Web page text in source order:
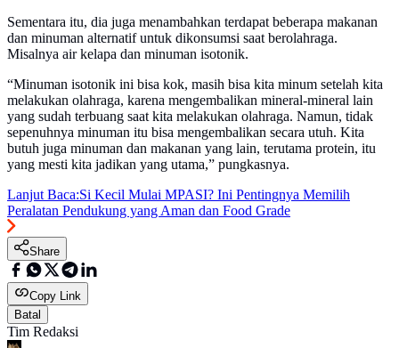
Sementara itu, dia juga menambahkan terdapat beberapa makanan
dan minuman alternatif untuk dikonsumsi saat berolahraga.
Misalnya air kelapa dan minuman isotonik.
“Minuman isotonik ini bisa kok, masih bisa kita minum setelah kita
melakukan olahraga, karena mengembalikan mineral-mineral lain
yang sudah terbuang saat kita melakukan olahraga. Namun, tidak
sepenuhnya minuman itu bisa mengembalikan secara utuh. Kita
butuh juga minuman dan makanan yang lain, terutama protein, itu
yang mesti kita jadikan yang utama,” pungkasnya.
Lanjut Baca:Si Kecil Mulai MPASI? Ini Pentingnya Memilih
Peralatan Pendukung yang Aman dan Food Grade
Share
Copy Link
Batal
Tim Redaksi